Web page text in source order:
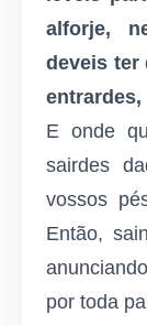
alforje,
deveis ter
E onde
sairdes
vossos
Então,
por toda